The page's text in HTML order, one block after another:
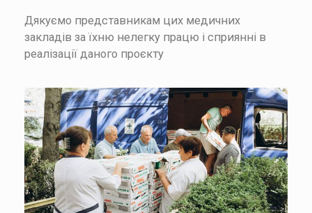
Дякуємо представникам цих медичних
закладів за їхню нелегку працю і сприянні в
реалізації даного проєкту